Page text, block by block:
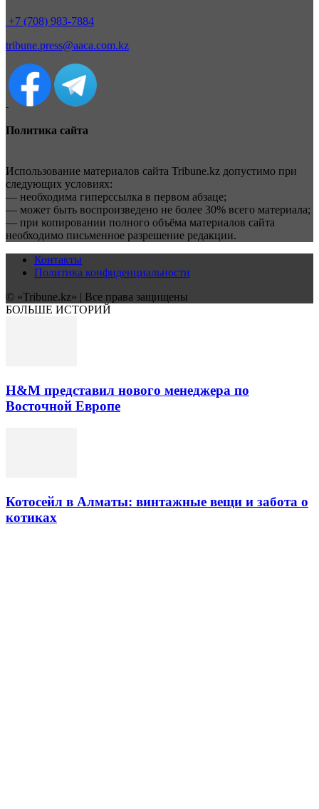
+7 (708) 983-7884
tribune.press@aaca.com.kz
Политика сайта
Использование материалов сайта Tribune.kz допустимо при
следующих условиях:
— необходима гиперссылка в первом абзаце;
— может быть воспроизведено не более 30% всего материала;
— при копировании полного объёма материалов сайта
необходимо письменное разрешение редакции.
Контакты
Политика конфиденциальности
© «Tribune.kz» | Все права защищены
БОЛЬШЕ ИСТОРИЙ
H&M представил нового менеджера по
Восточной Европе
Котосейл в Алматы: винтажные вещи и забота о
котиках